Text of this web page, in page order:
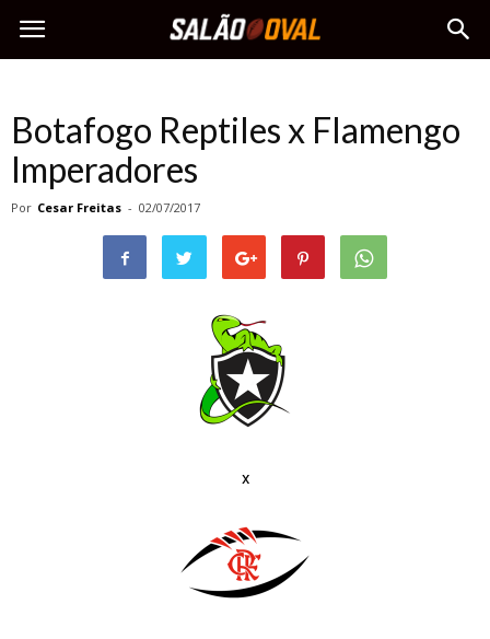
Botafogo Reptiles x Flamengo
Imperadores
Por Cesar Freitas - 02/07/2017
x